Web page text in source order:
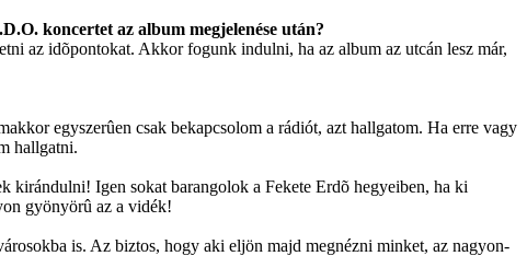
koncertet az album megjelenése után?
az idõpontokat. Akkor fogunk indulni, ha az album az utcán lesz már,
egyszerûen csak bekapcsolom a rádiót, azt hallgatom. Ha erre vagy
hallgatni.
kirándulni! Igen sokat barangolok a Fekete Erdõ hegyeiben, ha ki
gyönyörû az a vidék!
is. Az biztos, hogy aki eljön majd megnézni minket, az nagyon-